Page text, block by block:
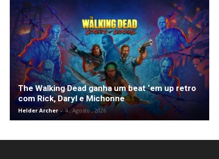
The Walking Dead ganha um beat ‘em up retro
com Rick, Daryl e Michonne
Helder Archer - 4 , Agosto , 2026